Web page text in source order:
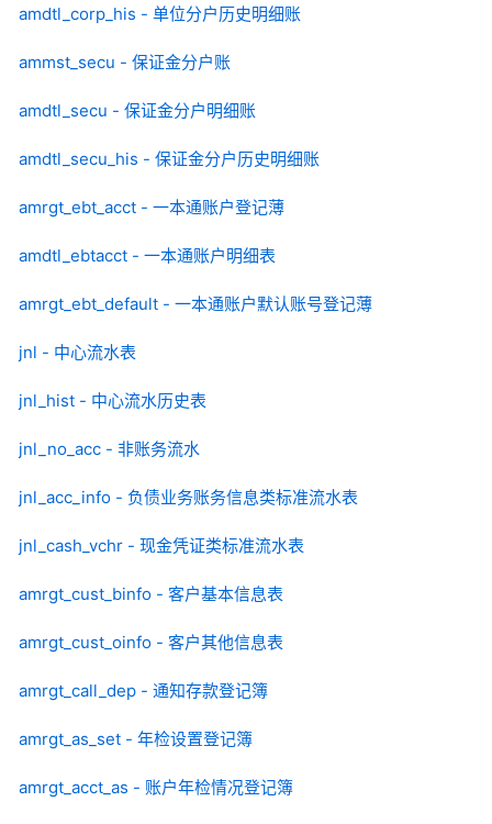
amdtl_corp_his - 单位分户历史明细账
ammst_secu - 保证金分户账
amdtl_secu - 保证金分户明细账
amdtl_secu_his - 保证金分户历史明细账
amrgt_ebt_acct - 一本通账户登记薄
amdtl_ebtacct - 一本通账户明细表
amrgt_ebt_default - 一本通账户默认账号登记薄
jnl - 中心流水表
jnl_hist - 中心流水历史表
jnl_no_acc - 非账务流水
jnl_acc_info - 负债业务账务信息类标准流水表
jnl_cash_vchr - 现金凭证类标准流水表
amrgt_cust_binfo - 客户基本信息表
amrgt_cust_oinfo - 客户其他信息表
amrgt_call_dep - 通知存款登记簿
amrgt_as_set - 年检设置登记簿
amrgt_acct_as - 账户年检情况登记簿